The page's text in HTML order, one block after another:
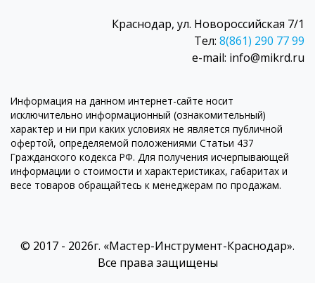
Краснодар, ул. Новороссийская 7/1
Тел: 8(861) 290 77 99
e-mail: info@mikrd.ru
Информация на данном интернет-сайте носит
исключительно информационный (ознакомительный)
характер и ни при каких условиях не является публичной
офертой, определяемой положениями Статьи 437
Гражданского кодекса РФ. Для получения исчерпывающей
информации о стоимости и характеристиках, габаритах и
весе товаров обращайтесь к менеджерам по продажам.
© 2017 - 2026г. «Мастер-Инструмент-Краснодар».
Все права защищены